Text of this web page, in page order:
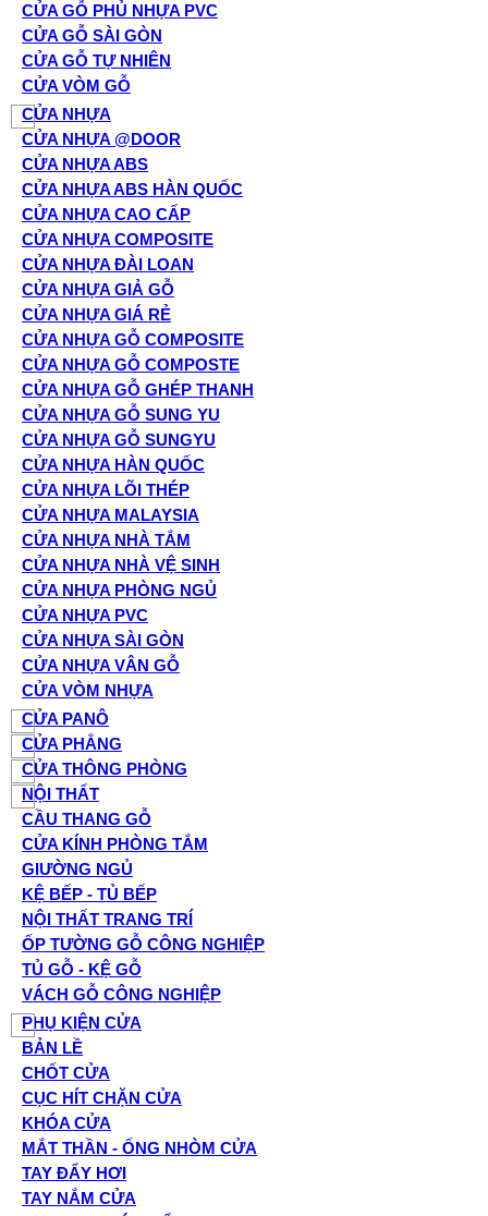
CỬA GỖ PHỦ NHỰA PVC
CỬA GỖ SÀI GÒN
CỬA GỖ TỰ NHIÊN
CỬA VÒM GỖ
CỬA NHỰA
CỬA NHỰA @DOOR
CỬA NHỰA ABS
CỬA NHỰA ABS HÀN QUỐC
CỬA NHỰA CAO CẤP
CỬA NHỰA COMPOSITE
CỬA NHỰA ĐÀI LOAN
CỬA NHỰA GIẢ GỖ
CỬA NHỰA GIÁ RẺ
CỬA NHỰA GỖ COMPOSITE
CỬA NHỰA GỖ COMPOSTE
CỬA NHỰA GỖ GHÉP THANH
CỬA NHỰA GỖ SUNG YU
CỬA NHỰA GỖ SUNGYU
CỬA NHỰA HÀN QUỐC
CỬA NHỰA LÕI THÉP
CỬA NHỰA MALAYSIA
CỬA NHỰA NHÀ TẮM
CỬA NHỰA NHÀ VỆ SINH
CỬA NHỰA PHÒNG NGỦ
CỬA NHỰA PVC
CỬA NHỰA SÀI GÒN
CỬA NHỰA VÂN GỖ
CỬA VÒM NHỰA
CỬA PANÔ
CỬA PHẲNG
CỬA THÔNG PHÒNG
NỘI THẤT
CẦU THANG GỖ
CỬA KÍNH PHÒNG TẮM
GIƯỜNG NGỦ
KỆ BẾP - TỦ BẾP
NỘI THẤT TRANG TRÍ
ỐP TƯỜNG GỖ CÔNG NGHIỆP
TỦ GỖ - KỆ GỖ
VÁCH GỖ CÔNG NGHIỆP
PHỤ KIỆN CỬA
BẢN LỀ
CHỐT CỬA
CỤC HÍT CHẶN CỬA
KHÓA CỬA
MẮT THẦN - ỐNG NHÒM CỬA
TAY ĐẨY HƠI
TAY NẮM CỬA